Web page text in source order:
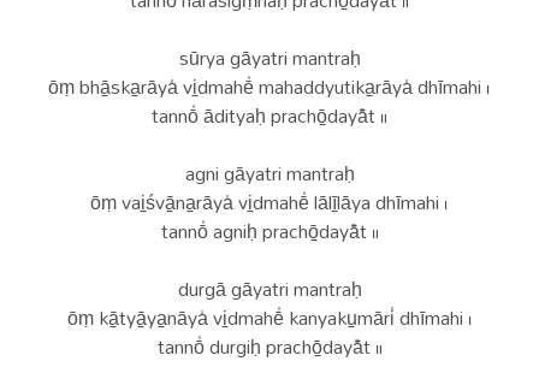
sūrya gāyatri mantraḥ
ōṃ bhā̠ska̠rāya̍ vi̠dmahē̍ mahaddyutika̠rāya̍ dhīmahi ।
tannō̍ ādityaḥ prachō̠dayā̎t ॥
agni gāyatri mantraḥ
ōṃ vai̠śvā̠na̠rāya̍ vi̠dmahē̍ lālī̠lāya dhīmahi ।
tannō̍ agniḥ prachō̠dayā̎t ॥
durgā gāyatri mantraḥ
ōṃ kā̠tyā̠ya̠nāya̍ vi̠dmahē̍ kanyaku̠māri̍ dhīmahi ।
tannō̍ durgiḥ prachō̠dayā̎t ॥